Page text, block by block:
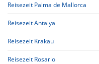
Reisezeit Palma de Mallorca
Reisezeit Antalya
Reisezeit Krakau
Reisezeit Rosario